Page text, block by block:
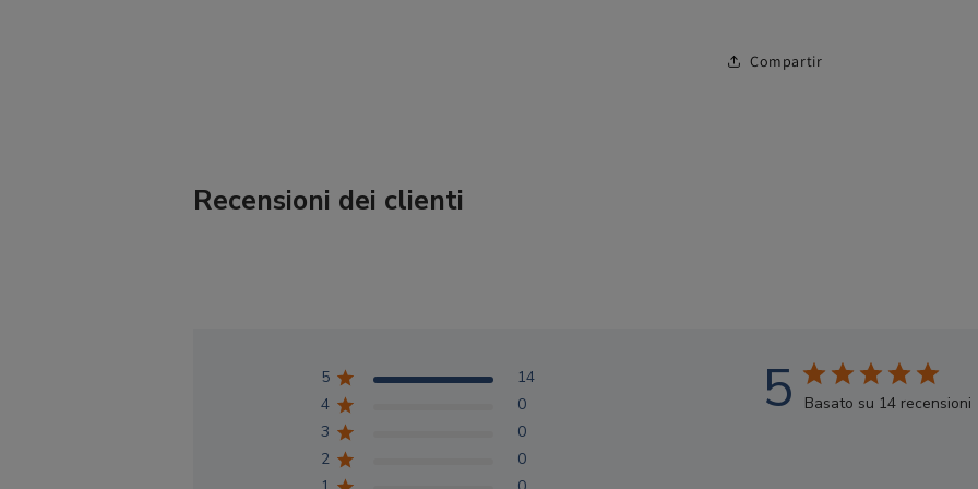
Compartir
Recensioni dei clienti
5 Basato su 14 recensioni
5
14
4
0
3
0
2
0